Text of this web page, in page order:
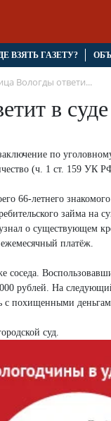
ВЗЯТЬ ГАЗЕТУ?
Вологды ответи...
в
по
(ч. 1 ст. 159 УК
66-летнего
займа на
о существующем
платёж.
рублей. На
с похищенными
суд.